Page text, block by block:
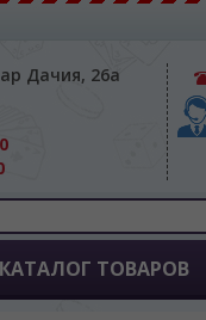
Дачия, 26а
КАТАЛОГ ТОВАРОВ